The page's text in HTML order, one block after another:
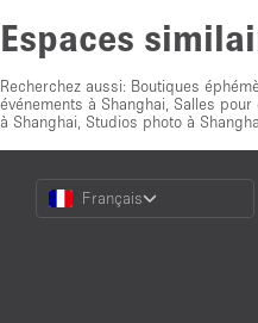
Espaces
Recherchez aussi: Boutiques
événements à Shanghai Salles pour
à Shanghai Studios photo à
Choose
Language
Français